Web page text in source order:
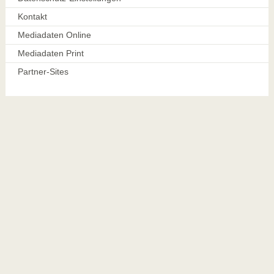
Kontakt
Mediadaten Online
Mediadaten Print
Partner-Sites